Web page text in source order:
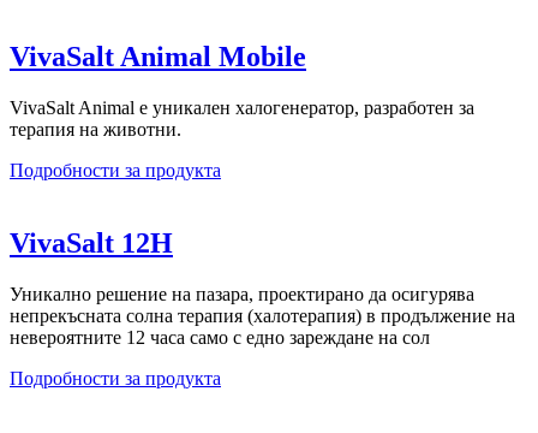
VivaSalt Animal Mobile
VivaSalt Animal е уникален халогенератор, разработен за
терапия на животни.
Подробности за продукта
VivaSalt 12H
Уникално решение на пазара, проектирано да осигурява
непрекъсната солна терапия (халотерапия) в продължение на
невероятните 12 часа само с едно зареждане на сол
Подробности за продукта